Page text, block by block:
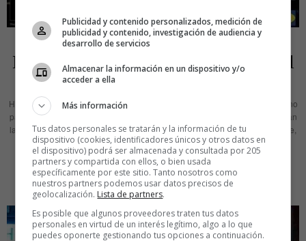
CREATIVIDAD ANTONIO SAÑUDO
El «price placement» y la siesta en el
sofa de IKEA
Hasta la fecha, en el cine, tan sólo el ruido de las palomitas, la pesada que no
para de rajar o el ex baloncestista que justo se sienta delante de ti constituían
las amenazas a las que tenías que hacer frente para afrontar, tranquilamente,
una mágica sesión de cine.
LEER MÁS
Publicidad y contenido personalizados, medición de
publicidad y contenido, investigación de audiencia y
desarrollo de servicios
Almacenar la información en un dispositivo y/o
acceder a ella
Más información
Tus datos personales se tratarán y la información de tu
dispositivo (cookies, identificadores únicos y otros datos en
el dispositivo) podrá ser almacenada y consultada por 205
partners y compartida con ellos, o bien usada
específicamente por este sitio. Tanto nosotros como
nuestros partners podemos usar datos precisos de
geolocalización. Lista de partners.
Es posible que algunos proveedores traten tus datos
personales en virtud de un interés legítimo, algo a lo que
puedes oponerte gestionando tus opciones a continuación.